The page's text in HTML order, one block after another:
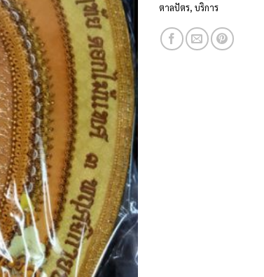
ตาลปัตร, บริการ